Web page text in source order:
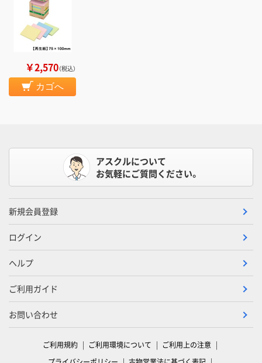
￥2,570（税込）
カゴへ
アスクルについて
お気軽にご質問ください。
新規会員登録
ログイン
ヘルプ
ご利用ガイド
お問い合わせ
ご利用規約 ご利用環境について
ご利用上の注意